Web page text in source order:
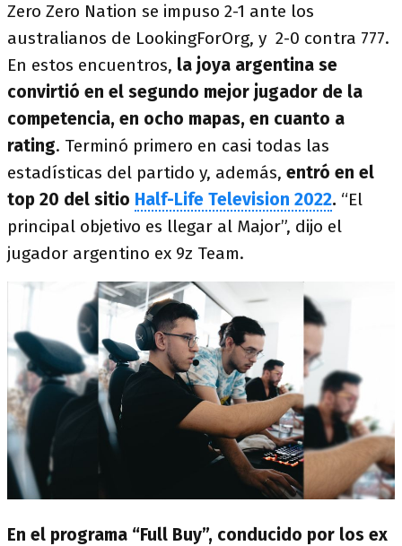
Zero Zero Nation se impuso 2-1 ante los
australianos de LookingForOrg, y 2-0 contra 777.
En estos encuentros, la joya argentina se
convirtió en el segundo mejor jugador de la
competencia, en ocho mapas, en cuanto a
rating. Terminó primero en casi todas las
estadísticas del partido y, además, entró en el
top 20 del sitio Half-Life Television 2022. “El
principal objetivo es llegar al Major”, dijo el
jugador argentino ex 9z Team.
En el programa “Full Buy”, conducido por los ex